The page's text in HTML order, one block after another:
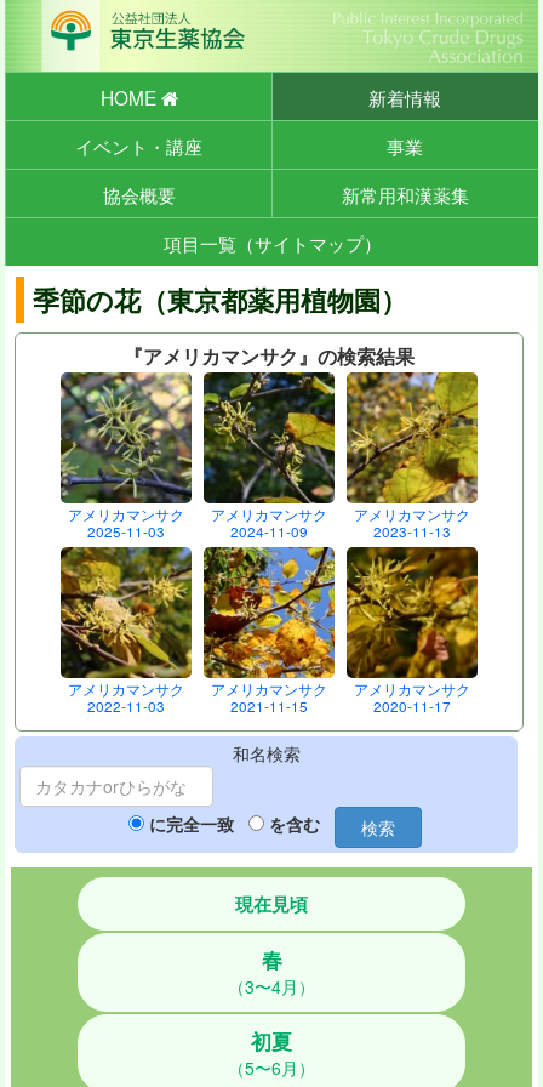
HOME
新着情報
イベント・講座
事業
協会概要
新常用和漢薬集
項目一覧（サイトマップ）
季節の花（東京都薬用植物園）
『アメリカマンサク』の検索結果
アメリカマンサク
2025-11-03
アメリカマンサク
2024-11-09
アメリカマンサク
2023-11-13
アメリカマンサク
2022-11-03
アメリカマンサク
2021-11-15
アメリカマンサク
2020-11-17
和名検索
に完全一致 を含む 検索
現在見頃
春
（3〜4月）
初夏
（5〜6月）